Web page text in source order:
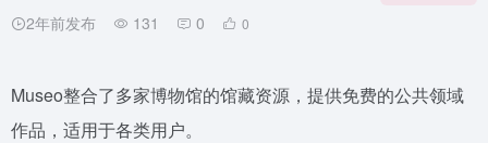
2年前发布 131 0 0
Museo整合了多家博物馆的馆藏资源，提供免费的公共领域
作品，适用于各类用户。